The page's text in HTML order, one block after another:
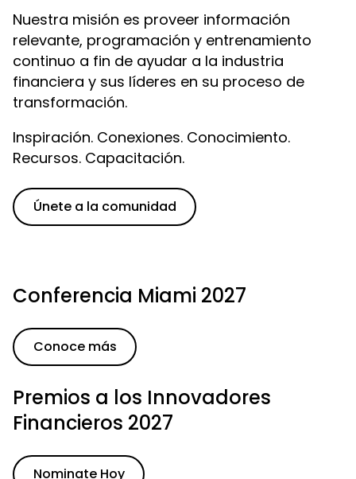
Nuestra misión es proveer información
relevante, programación y entrenamiento
continuo a fin de ayudar a la industria
financiera y sus líderes en su proceso de
transformación.
Inspiración. Conexiones. Conocimiento.
Recursos. Capacitación.
Únete a la comunidad
Conferencia Miami 2027
Conoce más
Premios a los Innovadores
Financieros 2027
Nominate Hoy